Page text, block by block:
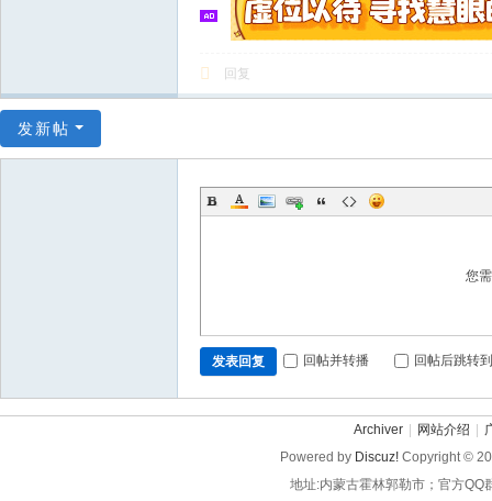
回复
发新帖
您
发表回复 回帖并转播 回帖后跳转
Archiver 网站介绍
Powered by Discuz! Copyright ©
地址:内蒙古霍林郭勒市；官方QQ